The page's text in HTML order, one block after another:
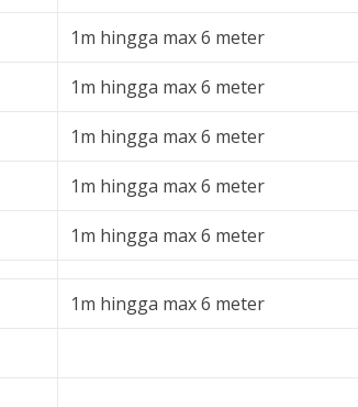
1m hingga max 6 meter
1m hingga max 6 meter
1m hingga max 6 meter
1m hingga max 6 meter
1m hingga max 6 meter
1m hingga max 6 meter